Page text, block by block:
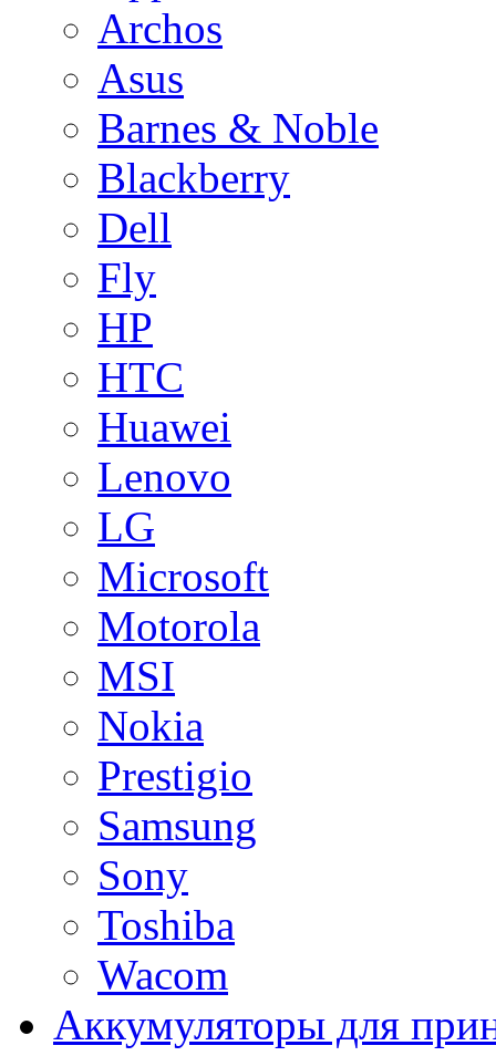
Archos
Asus
Barnes & Noble
Blackberry
Dell
Fly
HP
HTC
Huawei
Lenovo
LG
Microsoft
Motorola
MSI
Nokia
Prestigio
Samsung
Sony
Toshiba
Wacom
Аккумуляторы для